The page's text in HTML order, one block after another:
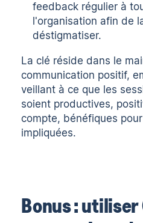
feedback régulier à
l'organisation afin de
déstigmatiser.
La clé réside dans le
communication positif,
veillant à ce que les
soient productives,
compte, bénéfiques
impliquées.
Bonus : utiliser